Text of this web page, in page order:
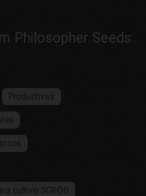
Philosopher Seeds
Productivas
cultivo SCROG